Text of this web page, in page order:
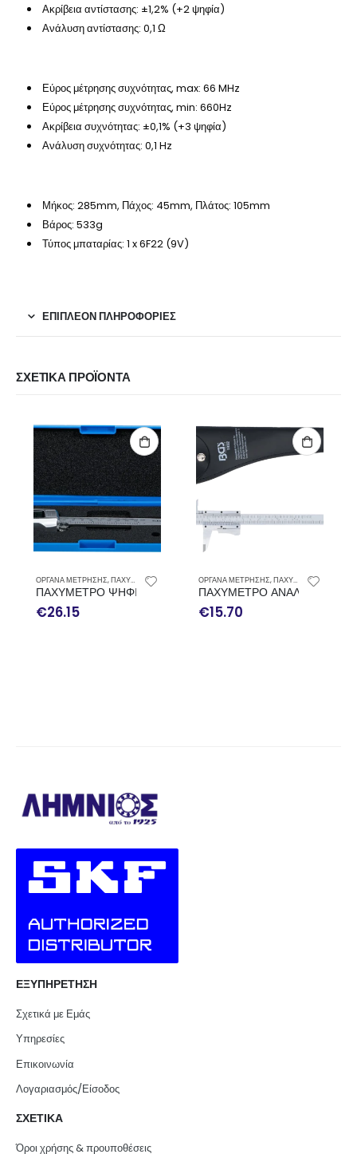
Ακρίβεια αντίστασης: ±1,2% (+2 ψηφία)
Ανάλυση αντίστασης: 0,1 Ω
Εύρος μέτρησης συχνότητας, max: 66 MHz
Εύρος μέτρησης συχνότητας, min: 660Hz
Ακρίβεια συχνότητας: ±0,1% (+3 ψηφία)
Ανάλυση συχνότητας: 0,1 Hz
Μήκος: 285mm, Πάχος: 45mm, Πλάτος: 105mm
Βάρος: 533g
Τύπος μπαταρίας: 1 x 6F22 (9V)
ΕΠΙΠΛΈΟΝ ΠΛΗΡΟΦΟΡΊΕΣ
ΣΧΕΤΙΚΆ ΠΡΟΪΌΝΤΑ
ΟΡΓΑΝΑ ΜΕΤΡΗΣΗΣ,ΠΑΧΥΜΕΤΡΑ - ΜΙΚΡΟΜΕΤΡΑ
ΠΑΧΥΜΕΤΡΟ ΨΗΦΙΑΚΟ 150mm BGS
€26.15
ΟΡΓΑΝΑ ΜΕΤΡΗΣΗΣ,ΠΑΧΥΜΕΤΡΑ - ΜΙΚΡΟΜΕΤΡΑ
ΠΑΧΥΜΕΤΡΟ ΑΝΑΛΟΓΙΚΟ
€15.70
ΕΞΥΠΗΡΕΤΗΣΗ
Σχετικά με Εμάς
Υπηρεσίες
Επικοινωνία
Λογαριασμός/Είσοδος
ΣΧΕΤΙΚΑ
Όροι χρήσης & προυποθέσεις